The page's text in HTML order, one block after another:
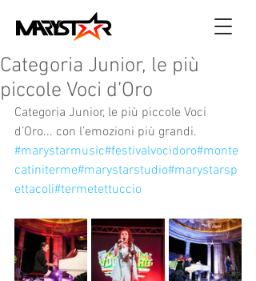
Categoria Junior, le più
piccole Voci d’Oro
Categoria Junior, le più piccole Voci
d’Oro... con l’emozioni più grandi.
#marystarmusic#festivalvocidoro#monte
catiniterme#marystarstudio#marystarsp
ettacoli#termetettuccio